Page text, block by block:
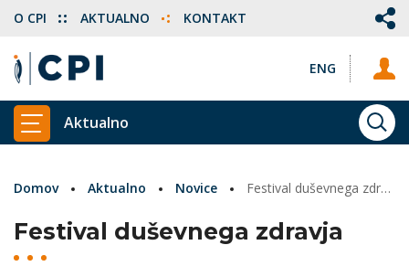
ENG
O CPI AKTUALNO KONTAKT
PRIKAŽI GLAVNI MENI
Aktualno
Domov Aktualno Novice Festival duševnega zdravja
Festival duševnega zdravja